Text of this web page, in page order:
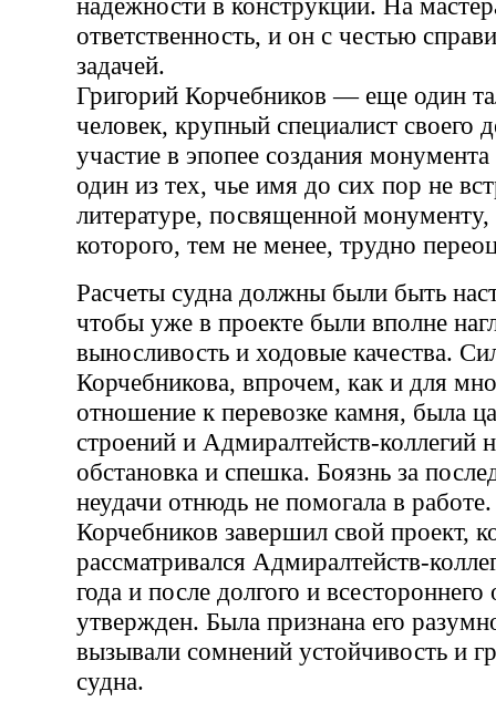
ответственность, и он с честью
задачей.
Григорий Корчебников — еще один
человек, крупный специалист своего
участие в эпопее создания
один из тех, чье имя до сих пор не
литературе, посвященной монументу,
которого, тем не менее, трудно
Расчеты судна должны были быть
чтобы уже в проекте были вполне
выносливость и ходовые качества.
Корчебникова, впрочем, как и для
отношение к перевозке камня, была
строений и Адмиралтейств-коллегий
обстановка и спешка. Боязнь за
неудачи отнюдь не помогала в
Корчебников завершил свой проект,
рассматривался Адмиралтейств-
года и после долгого и
утвержден. Была признана его
вызывали сомнений устойчивость и
судна.